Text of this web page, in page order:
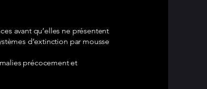
avant qu’elles ne présentent
d’extinction par mousse
précocement et